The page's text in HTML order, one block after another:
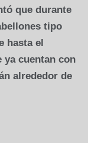
que durante
tipo
hasta el
ya cuentan con
alrededor de